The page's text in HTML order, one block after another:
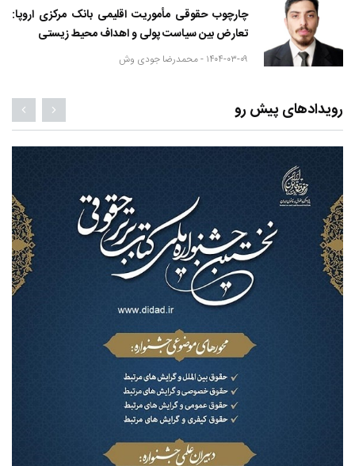
چارچوب حقوقی مأموریت اقلیمی بانک مرکزی اروپا:
تعارض بین سیاست پولی و اهداف محیط زیستی
۱۴۰۴-۰۳-۰۹ - محمدرضا جودی وش
رویدادهای پیش رو